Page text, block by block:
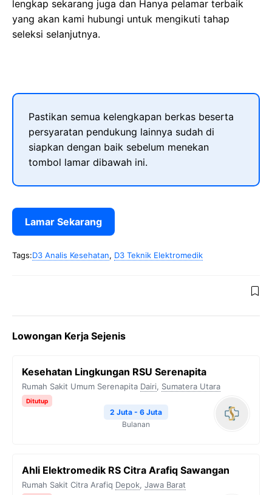
lengkap sekarang juga dan Hanya pelamar terbaik
yang akan kami hubungi untuk mengikuti tahap
seleksi selanjutnya.
Pastikan semua kelengkapan berkas beserta
persyaratan pendukung lainnya sudah di
siapkan dengan baik sebelum menekan
tombol lamar dibawah ini.
Lamar Sekarang
Tags:D3 Analis Kesehatan, D3 Teknik Elektromedik
Lowongan Kerja Sejenis
Kesehatan Lingkungan RSU Serenapita
Rumah Sakit Umum Serenapita Dairi, Sumatera Utara
Ditutup
2 Juta - 6 Juta
Bulanan
Ahli Elektromedik RS Citra Arafiq Sawangan
Rumah Sakit Citra Arafiq Depok, Jawa Barat